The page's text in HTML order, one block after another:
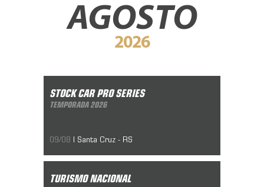
AGOSTO
2026
STOCK CAR PRO SERIES
TEMPORADA 2026
09/08 | Santa Cruz - RS
10/05/2019
TURISMO NACIONAL
10/05/2019